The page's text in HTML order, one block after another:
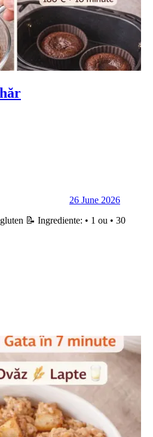
26 June 2026
📝 Ingrediente: • 1 ou • 30